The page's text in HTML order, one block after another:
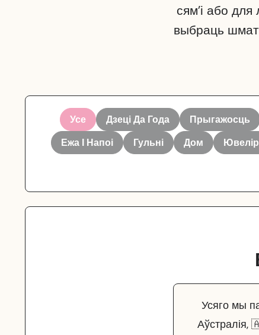
сям’і або
выбраць
Усе Дзеці Да Года Прыгажосць
Ежа І Напоі
Гульні Дом
Усяго мы